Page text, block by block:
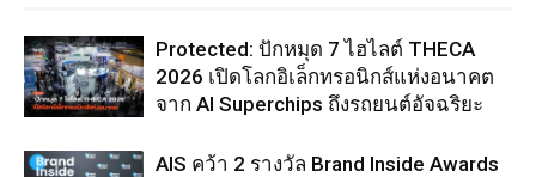
Protected: ปักหมุด 7 ไฮไลต์ THECA
2026 เปิดโลกอิเล็กทรอนิกส์แห่งอนาคต
จาก AI Superchips ถึงรถยนต์อัจฉริยะ
AIS คว้า 2 รางวัล Brand Inside Awards